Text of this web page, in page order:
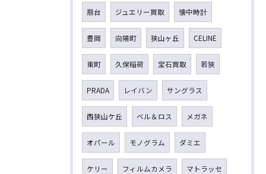
扇台 ジュエリー買取 懐中時計
豊岡 向陽町 狭山ヶ丘 CELINE
東町 久保稲荷 宝石買取 若狭
PRADA レイバン サングラス
西狭山ケ丘 ベル＆ロス メガネ
オパール モノグラム ダミエ
ケリー フィルムカメラ マトラッセ